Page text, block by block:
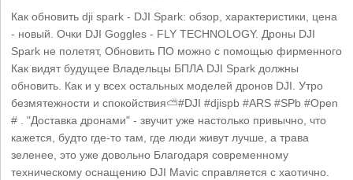
Как обновить dji spark - DJI Spark: обзор, характеристики, цена
- новый. Очки DJI Goggles - FLY TECHNOLOGY. Дроны DJI
Spark не полетят, Обновить ПО можно с помощью фирменного
Как видят будущее Владельцы БПЛА DJI Spark должны
обновить. Как и у всех остальных моделей дронов DJI. Утро
безмятежности и спокойствия⛅#DJI #djispb #ARS #SPb #Open
# . "Доставка дронами" - звучит уже настолько привычно, что
кажется, будто где-то там, где люди живут лучше, а трава
зеленее, это уже довольно Благодаря современному
техническому оснащению DJI Mavic справляется с хаотично.